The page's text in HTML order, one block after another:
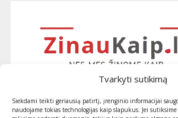
Tvarkyti sutikimą
Siekdami teikti geriausią patirtį, įrenginio informacijai
naudojame tokias technologijas kaip slapukus. Jei